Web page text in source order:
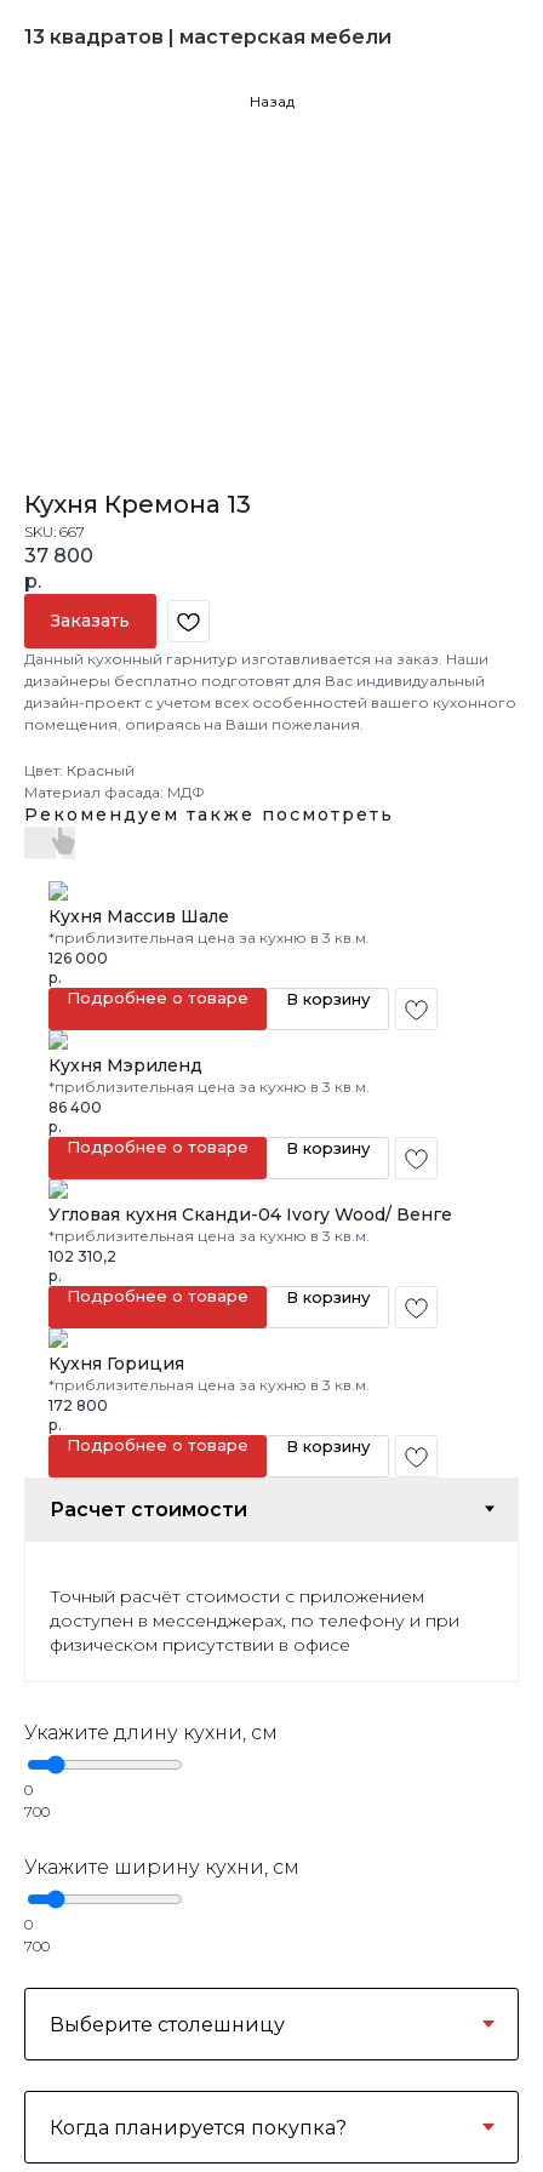
13 квадратов | мастерская мебели
Назад
Кухня Кремона 13
SKU: 667
37 800
р.
Заказать
Данный кухонный гарнитур изготавливается на заказ. Наши
дизайнеры бесплатно подготовят для Вас индивидуальный
дизайн-проект с учетом всех особенностей вашего кухонного
помещения, опираясь на Ваши пожелания.
Цвет: Красный
Материал фасада: МДФ
Рекомендуем также посмотреть
Кухня Массив Шале
*приблизительная цена за кухню в 3 кв.м.
126 000
р.
Подробнее о товаре В корзину
Кухня Мэриленд
*приблизительная цена за кухню в 3 кв.м.
86 400
р.
Подробнее о товаре В корзину
Угловая кухня Сканди-04 Ivory Wood/ Венге
*приблизительная цена за кухню в 3 кв.м.
102 310,2
р.
Подробнее о товаре В корзину
Кухня Гориция
*приблизительная цена за кухню в 3 кв.м.
172 800
р.
Подробнее о товаре В корзину
Точный расчёт стоимости с приложением
доступен в мессенджерах, по телефону и при
физическом присутствии в офисе
Укажите длину кухни, см
0
700
Укажите ширину кухни, см
0
700